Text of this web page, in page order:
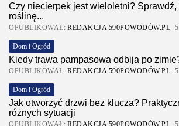
Czy niecierpek jest wieloletni? Sprawdź,
roślinę...
OPUBLIKOWAŁ: REDAKCJA 590POWODÓW.PL
Dom i Ogród
Kiedy trawa pampasowa odbija po
OPUBLIKOWAŁ: REDAKCJA 590POWODÓW.PL
Dom i Ogród
Jak otworzyć drzwi bez klucza?
różnych sytuacji
OPUBLIKOWAŁ: REDAKCJA 590POWODÓW.PL